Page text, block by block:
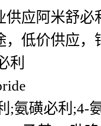
供应阿米舒
，低价供应
利
;氨磺必利;4-